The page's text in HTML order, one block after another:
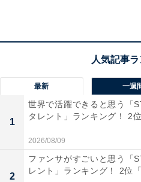
最新 一週
1
世界で活躍できると思う「
タレント」ランキング！ 2
2026/08/09
2
ファンサがすごいと思う「
レント」ランキング！ 2位